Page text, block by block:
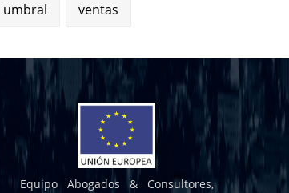
umbral ventas
Equipo Abogados & Consultores,